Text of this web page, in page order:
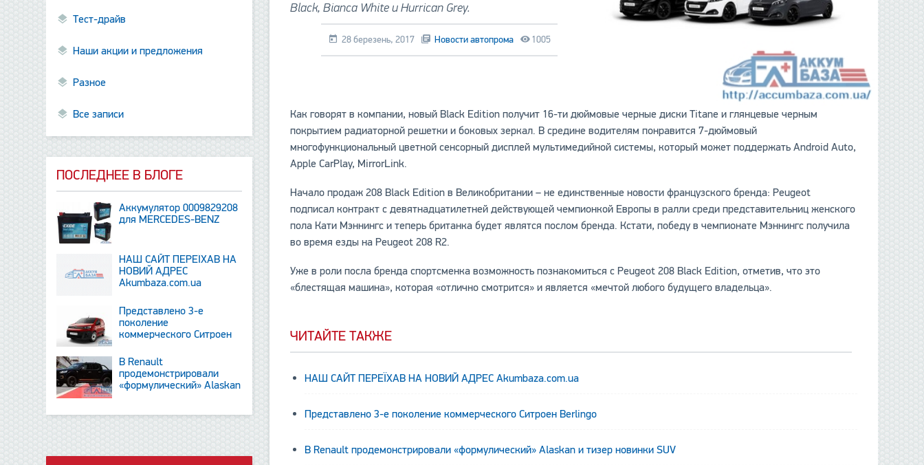
Black, Bianca White и Hurrican Grey.
28 березень, 2017 Новости автопрома 1005
Как говорят в компании, новый Black Edition получит 16-ти дюймовые черные диски Titane и глянцевые черным
покрытием радиаторной решетки и боковых зеркал. В средине водителям понравится 7-дюймовый
многофункциональный цветной сенсорный дисплей мультимедийной системы, который может поддержать Android Auto,
Apple CarPlay, MirrorLink.
Начало продаж 208 Black Edition в Великобритании – не единственные новости французского бренда: Peugeot
подписал контракт с девятнадцатилетней действующей чемпионкой Европы в ралли среди представительниц женского
пола Кати Мэннингс и теперь британка будет являтся послом бренда. Кстати, победу в чемпионате Мэннингс получила
во время езды на Peugeot 208 R2.
Уже в роли посла бренда спортсменка возможность познакомиться с Peugeot 208 Black Edition, отметив, что это
«блестящая машина», которая «отлично смотрится» и является «мечтой любого будущего владельца».
ЧИТАЙТЕ ТАКЖЕ
НАШ САЙТ ПЕРЕЇХАВ НА НОВИЙ АДРЕС Аkumbaza.com.ua
Представлено 3-е поколение коммерческого Ситроен Berlingo
В Renault продемонстрировали «формулический» Alaskan и тизер новинки SUV
Тест-драйв
Наши акции и предложения
Разное
Все записи
ПОСЛЕДНЕЕ В БЛОГЕ
Аккумулятор 0009829208
для MERCEDES-BENZ
НАШ САЙТ ПЕРЕЇХАВ НА
НОВИЙ АДРЕС
Аkumbaza.com.ua
Представлено 3-е
поколение
коммерческого Ситроен
В Renault
продемонстрировали
«формулический» Alaskan